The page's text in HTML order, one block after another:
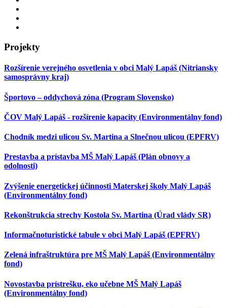
Projekty
Rozšírenie verejného osvetlenia v obci Malý Lapáš (Nitriansky
samosprávny kraj)
Športovo – oddychová zóna (Program Slovensko)
ČOV Malý Lapáš - rozšírenie kapacity (Environmentálny fond)
Chodník medzi ulicou Sv. Martina a Slnečnou ulicou (EPFRV)
Prestavba a prístavba MŠ Malý Lapáš (Plán obnovy a
odolnosti)
Zvýšenie energetickej účinnosti Materskej školy Malý Lapáš
(Environmentálny fond)
Rekonštrukcia strechy Kostola Sv. Martina (Úrad vlády SR)
Informačnoturistické tabule v obci Malý Lapáš (EPFRV)
Zelená infraštruktúra pre MŠ Malý Lapáš (Environmentálny
fond)
Novostavba prístrešku, eko učebne MŠ Malý Lapáš
(Environmentálny fond)